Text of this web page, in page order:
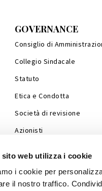
sito web utilizza i cookie
i cookie per
il nostro traffico.
GOVERNANCE
Consiglio di
Collegio Sindacale
Statuto
Etica e Condotta
Società di revisione
Azionisti